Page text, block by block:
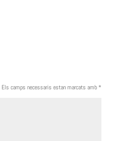
Els camps necessaris estan marcats amb*